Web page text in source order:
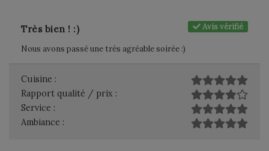
Avis vérifié
Très bien ! :)
Nous avons passé une très agréable soirée :)
Cuisine :
Rapport qualité / prix :
Service :
Ambiance :